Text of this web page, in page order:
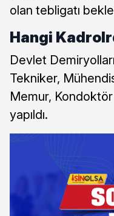
olan tebligatı
Hangi
Devlet
Tekniker,
Memur,
yapıldı.